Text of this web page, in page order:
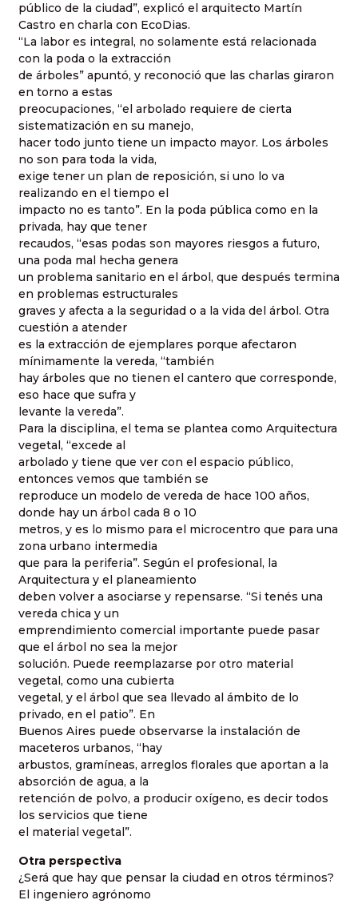
público de la ciudad”, explicó el arquitecto Martín
Castro en charla con EcoDias.
“La labor es integral, no solamente está relacionada
con la poda o la extracción
de árboles” apuntó, y reconoció que las charlas giraron
en torno a estas
preocupaciones, “el arbolado requiere de cierta
sistematización en su manejo,
hacer todo junto tiene un impacto mayor. Los árboles
no son para toda la vida,
exige tener un plan de reposición, si uno lo va
realizando en el tiempo el
impacto no es tanto”. En la poda pública como en la
privada, hay que tener
recaudos, “esas podas son mayores riesgos a futuro,
una poda mal hecha genera
un problema sanitario en el árbol, que después termina
en problemas estructurales
graves y afecta a la seguridad o a la vida del árbol. Otra
cuestión a atender
es la extracción de ejemplares porque afectaron
mínimamente la vereda, “también
hay árboles que no tienen el cantero que corresponde,
eso hace que sufra y
levante la vereda”.
Para la disciplina, el tema se plantea como Arquitectura
vegetal, “excede al
arbolado y tiene que ver con el espacio público,
entonces vemos que también se
reproduce un modelo de vereda de hace 100 años,
donde hay un árbol cada 8 o 10
metros, y es lo mismo para el microcentro que para una
zona urbano intermedia
que para la periferia”. Según el profesional, la
Arquitectura y el planeamiento
deben volver a asociarse y repensarse. “Si tenés una
vereda chica y un
emprendimiento comercial importante puede pasar
que el árbol no sea la mejor
solución. Puede reemplazarse por otro material
vegetal, como una cubierta
vegetal, y el árbol que sea llevado al ámbito de lo
privado, en el patio”. En
Buenos Aires puede observarse la instalación de
maceteros urbanos, “hay
arbustos, gramíneas, arreglos florales que aportan a la
absorción de agua, a la
retención de polvo, a producir oxígeno, es decir todos
los servicios que tiene
el material vegetal”.
Otra perspectiva
¿Será que hay que pensar la ciudad en otros términos?
El ingeniero agrónomo